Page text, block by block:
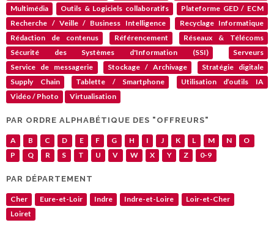
Multimédia
Outils & Logiciels collaboratifs
Plateforme GED / ECM
Recherche / Veille / Business Intelligence
Recyclage Informatique
Rédaction de contenus
Référencement
Réseaux & Télécoms
Sécurité des Systèmes d'Information (SSI)
Serveurs
Service de messagerie
Stockage / Archivage
Stratégie digitale
Supply Chain
Tablette / Smartphone
Utilisation d’outils IA
Vidéo / Photo
Virtualisation
PAR ORDRE ALPHABÉTIQUE DES "OFFREURS"
A B C D E F G H I J K L M N
O
P
Q R S T U V W X Y Z 0-9
PAR DÉPARTEMENT
Cher Eure-et-Loir Indre Indre-et-Loire
Loir-et-Cher
Loiret